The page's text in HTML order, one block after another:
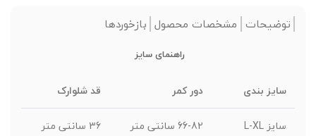
توضیحات مشخصات محصول بازخوردها
راهنمای سایز
سایز بندی دور کمر
قد شلوارک
سایز L-XL
66-82 سانتی متر
36 سانتی متر